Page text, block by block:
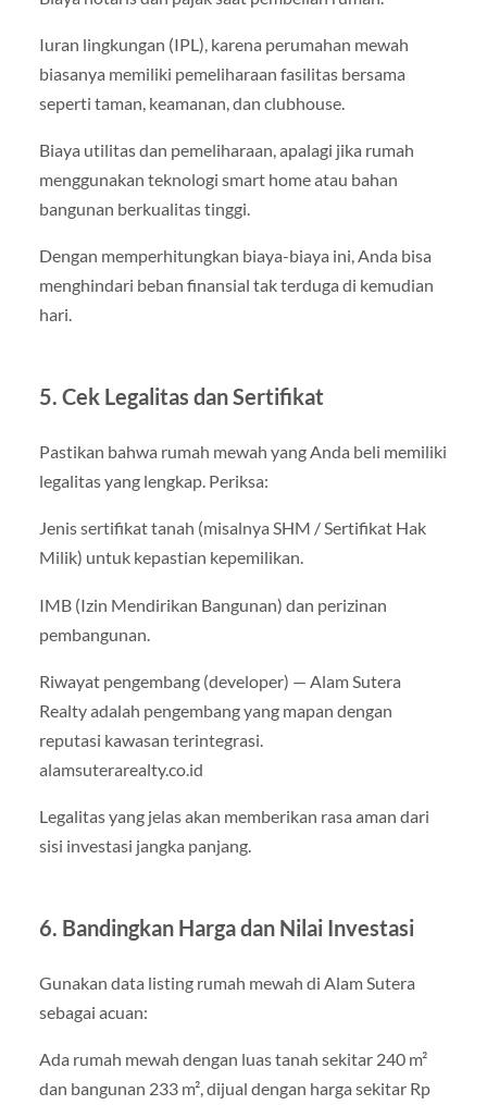
Iuran lingkungan (IPL), karena perumahan mewah
biasanya memiliki pemeliharaan fasilitas bersama
seperti taman, keamanan, dan clubhouse.
Biaya utilitas dan pemeliharaan, apalagi jika rumah
menggunakan teknologi smart home atau bahan
bangunan berkualitas tinggi.
Dengan memperhitungkan biaya-biaya ini, Anda bisa
menghindari beban finansial tak terduga di kemudian
hari.
5. Cek Legalitas dan Sertifikat
Pastikan bahwa rumah mewah yang Anda beli memiliki
legalitas yang lengkap. Periksa:
Jenis sertifikat tanah (misalnya SHM / Sertifikat Hak
Milik) untuk kepastian kepemilikan.
IMB (Izin Mendirikan Bangunan) dan perizinan
pembangunan.
Riwayat pengembang (developer) — Alam Sutera
Realty adalah pengembang yang mapan dengan
reputasi kawasan terintegrasi.
alamsuterarealty.co.id
Legalitas yang jelas akan memberikan rasa aman dari
sisi investasi jangka panjang.
6. Bandingkan Harga dan Nilai Investasi
Gunakan data listing rumah mewah di Alam Sutera
sebagai acuan:
Ada rumah mewah dengan luas tanah sekitar 240 m²
dan bangunan 233 m², dijual dengan harga sekitar Rp